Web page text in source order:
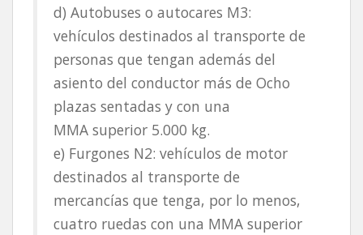
d) Autobuses o autocares M3:
vehículos destinados al transporte de
personas que tengan además del
asiento del conductor más de Ocho
plazas sentadas y con una
MMA superior 5.000 kg.
e) Furgones N2: vehículos de motor
destinados al transporte de
mercancías que tenga, por lo menos,
cuatro ruedas con una MMA superior